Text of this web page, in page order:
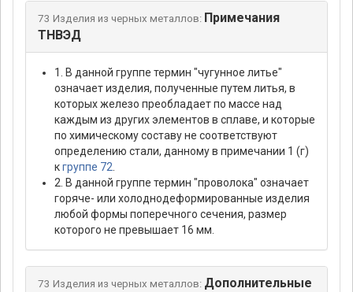
73 Изделия из черных металлов: Примечания
ТНВЭД
1. В данной группе термин "чугунное литье"
означает изделия, полученные путем литья, в
которых железо преобладает по массе над
каждым из других элементов в сплаве, и которые
по химическому составу не соответствуют
определению стали, данному в примечании 1 (г)
кгруппе 72
2. В данной группе термин "проволока" означает
горяче- или холоднодеформированные изделия
любой формы поперечного сечения, размер
которого не превышает 16 мм.
73 Изделия из черных металлов: Дополнительные